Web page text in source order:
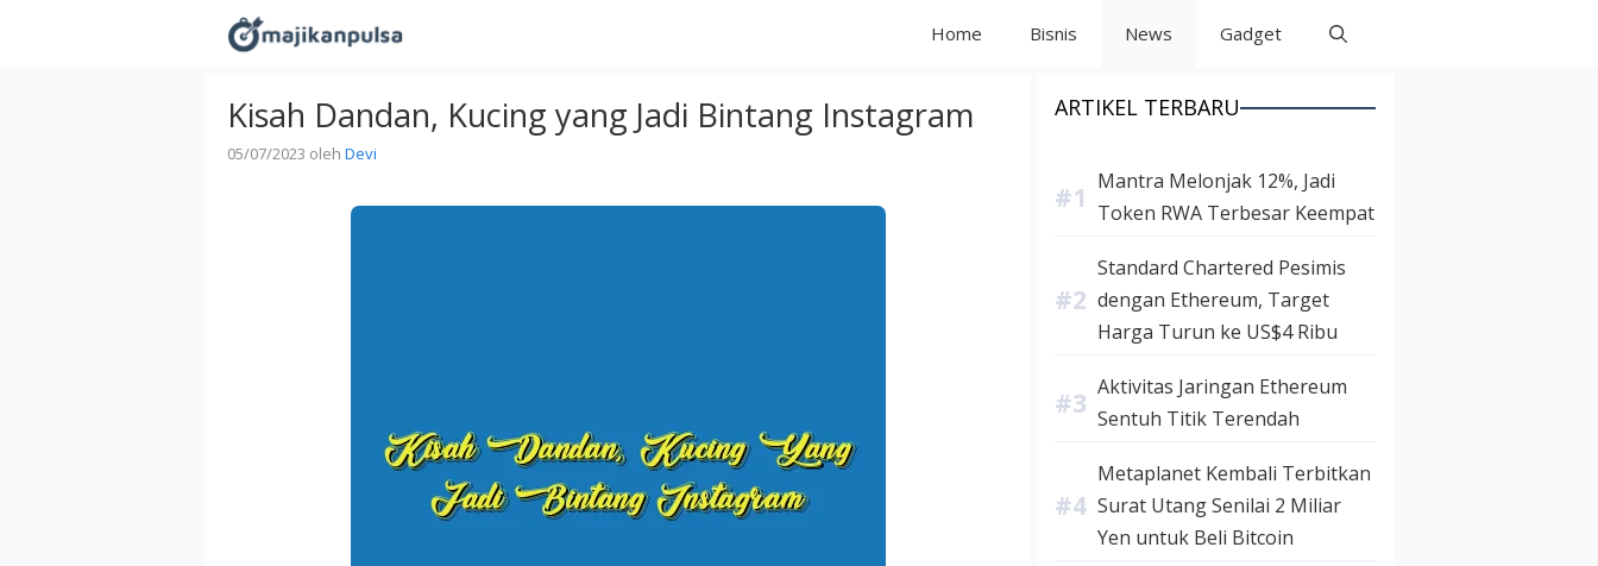
Home Bisnis News Gadget
Kisah Dandan, Kucing yang Jadi Bintang Instagram
05/07/2023 oleh Devi
ARTIKEL TERBARU
Mantra Melonjak 12%, Jadi
Token RWA Terbesar Keempat
Standard Chartered Pesimis
dengan Ethereum, Target
Harga Turun ke US$4 Ribu
Aktivitas Jaringan Ethereum
Sentuh Titik Terendah
Metaplanet Kembali Terbitkan
Surat Utang Senilai 2 Miliar
Yen untuk Beli Bitcoin